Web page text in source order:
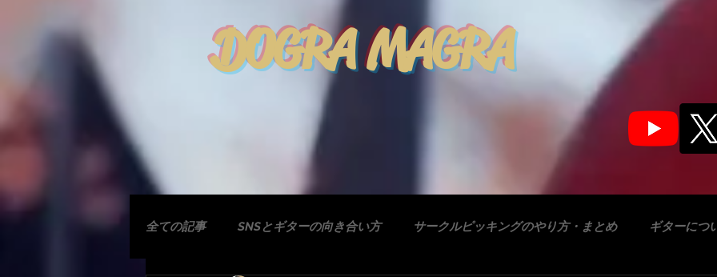
全ての記事 SNSとギターの向き合い方 サークルピッキングのやり方・まとめ ギターにつ
DOGRA MAGRA